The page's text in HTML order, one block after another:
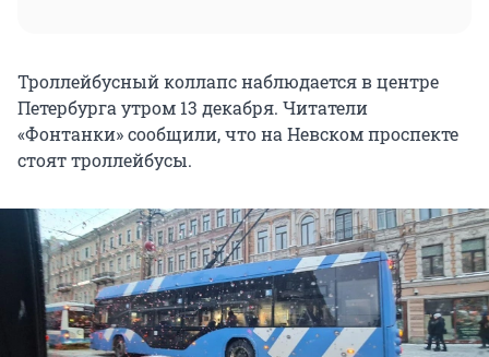
Троллейбусный коллапс наблюдается в центре
Петербурга утром 13 декабря. Читатели
«Фонтанки» сообщили, что на Невском проспекте
стоят троллейбусы.